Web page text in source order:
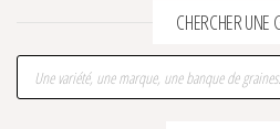
CHERCHER UNE
Recherche de produits